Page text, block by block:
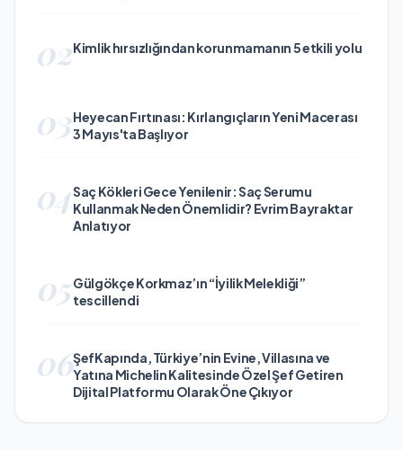
02Kimlik hırsızlığından korunmamanın 5 etkili yolu
03Heyecan Fırtınası: Kırlangıçların Yeni Macerası
3 Mayıs'ta Başlıyor
04Saç Kökleri Gece Yenilenir: Saç Serumu
Kullanmak Neden Önemlidir? Evrim Bayraktar
Anlatıyor
05Gülgökçe Korkmaz’ın “İyilik Melekliği”
tescillendi
06ŞefKapında, Türkiye’nin Evine, Villasına ve
Yatına Michelin Kalitesinde Özel Şef Getiren
Dijital Platformu Olarak Öne Çıkıyor